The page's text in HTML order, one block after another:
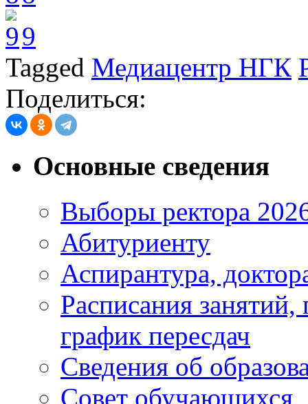
9
Tagged Медиацентр НГК
Поделиться:
Основные сведения
Выборы ректора
Абитуриенту
Аспирантура,
Расписания
график пересдач
Сведения об
Совет обучающихся